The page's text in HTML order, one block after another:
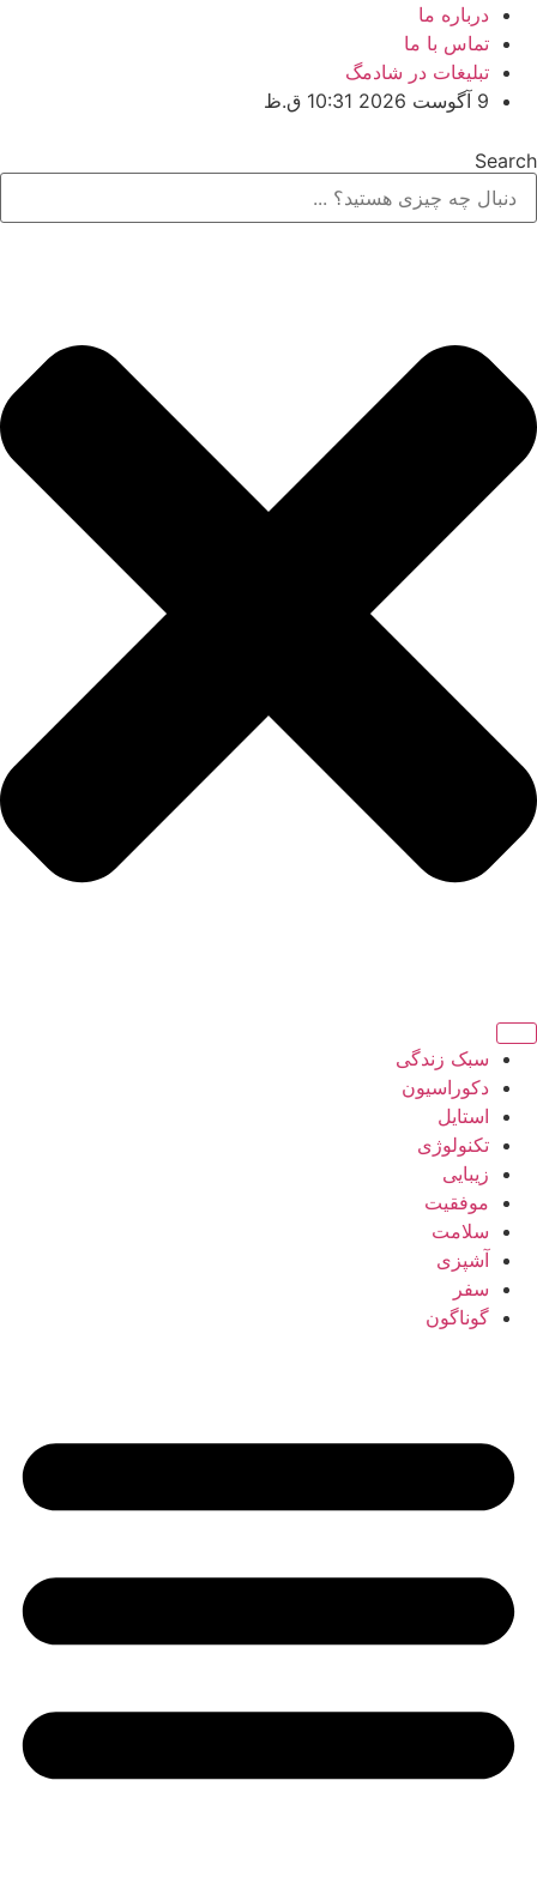
درباره ما
تماس با ما
تبلیغات در شادمگ
9 آگوست 2026 10:31 ق.ظ
سبک زندگی
دکوراسیون
استایل
تکنولوژی
زیبایی
موفقیت
سلامت
آشپزی
سفر
گوناگون